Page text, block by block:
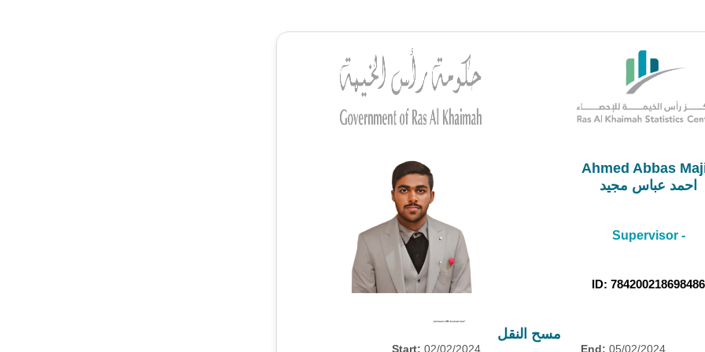
Ahmed Abbas
احمد عباس مجيد
Supervisor -
ID: 784200218698486
مسح النقل
Start: 02/02/2024 End: 05/02/2024